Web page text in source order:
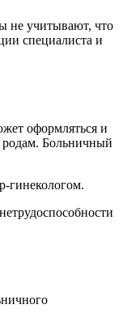
не учитывают, что
специалиста и
оформляться и
родам. Больничный
гинекологом.